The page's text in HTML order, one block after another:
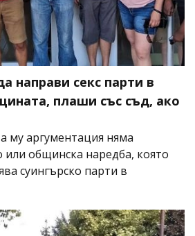
направи секс парти в
плаши със съд, ако
му аргументация няма
общинска наредба, която
суингърско парти в